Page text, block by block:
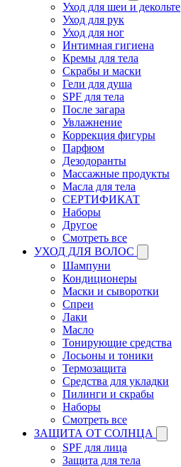
Уход для шеи и декольте
Уход для рук
Уход для ног
Интимная гигиена
Кремы для тела
Скрабы и маски
Гели для душа
SPF для тела
После загара
Увлажнение
Коррекция фигуры
Парфюм
Дезодоранты
Массажные продукты
Масла для тела
СЕРТИФИКАТ
Наборы
Другое
Смотреть все
УХОД ДЛЯ ВОЛОС
Шампуни
Кондиционеры
Маски и сыворотки
Спреи
Лаки
Масло
Тонирующие средства
Лосьоны и тоники
Термозащита
Средства для укладки
Пилинги и скрабы
Наборы
Смотреть все
ЗАЩИТА ОТ СОЛНЦА
SPF для лица
Защита для тела